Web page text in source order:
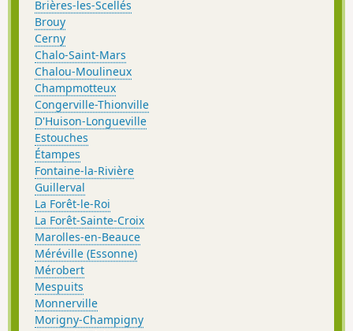
Brières-les-Scellés
Brouy
Cerny
Chalo-Saint-Mars
Chalou-Moulineux
Champmotteux
Congerville-Thionville
D'Huison-Longueville
Estouches
Étampes
Fontaine-la-Rivière
Guillerval
La Forêt-le-Roi
La Forêt-Sainte-Croix
Marolles-en-Beauce
Méréville (Essonne)
Mérobert
Mespuits
Monnerville
Morigny-Champigny